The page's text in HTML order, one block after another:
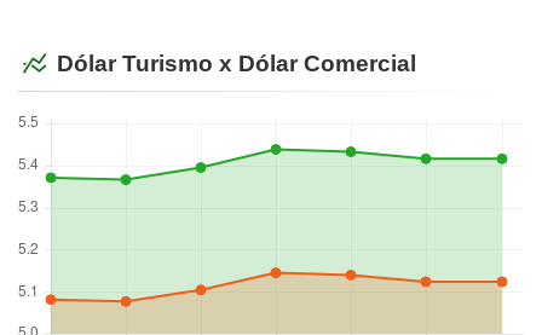
Dólar Turismo x Dólar Comercial